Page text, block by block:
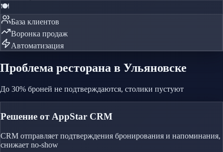
🍽️
База клиентов
Воронка продаж
Автоматизация
Проблема ресторана в Ульяновске
До 30% броней не подтверждаются, столики пустуют
Решение от AppStar CRM
CRM отправляет подтверждения бронирования и напоминания,
снижает no-show